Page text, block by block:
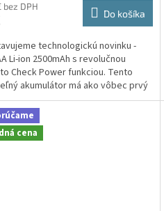
bez DPH
Do košíka
technologickú novinku -
Li-ion 2500mAh s revolučnou
Check Power funkciou. Tento
akumulátor má ako vôbec prvý
integrovaný...
cena